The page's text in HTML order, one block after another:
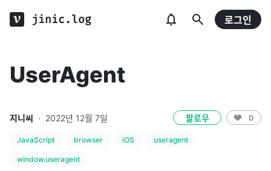
jinic.log 로그인
UserAgent
지니씨 · 2022년 12월 7일 팔로우 0
JavaScript browser iOS useragent
window.useragent